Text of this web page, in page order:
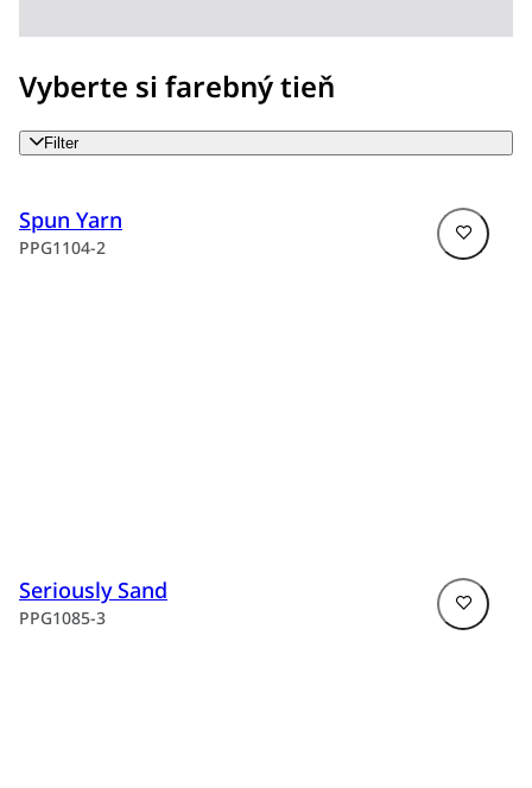
Vyberte si farebný tieň
Filter
Spun Yarn
PPG1104-2
Seriously Sand
PPG1085-3